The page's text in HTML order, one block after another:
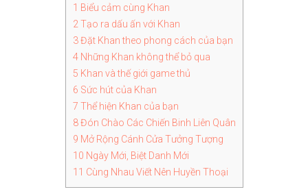
1 Biểu cảm cùng Khan
2Tạo ra dấu ấn với Khan
3Đặt Khan theo phong cách của bạn
4Những Khan không thể bỏ qua
5 Khan và thế giới game thủ
6 Sức hút của Khan
7 Thể hiện Khan của bạn
8Đón Chào Các Chiến Binh Liên Quân
9 Mở Rộng Cánh Cửa Tưởng Tượng
10 Ngày Mới, Biệt Danh Mới
11 Cùng Nhau Viết Nên Huyền Thoại